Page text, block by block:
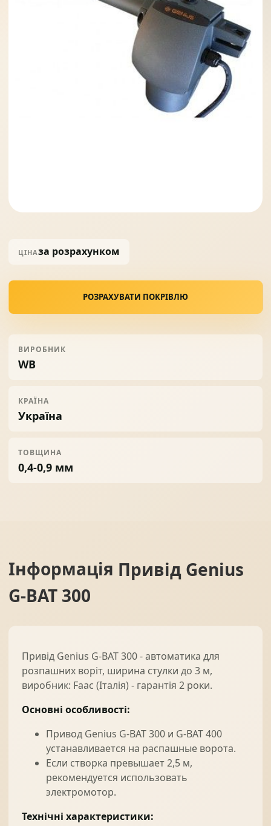
Навіси з полікарбонату
ЦІНАза розрахунком
РОЗРАХУВАТИ ПОКРІВЛЮ
ВИРОБНИК
WB
КРАЇНА
Україна
ТОВЩИНА
0,4-0,9 мм
Інформація Привід Genius
G-BAT 300
Привід Genius G-BAT 300 - автоматика для
розпашних воріт, ширина стулки до 3 м,
виробник: Faac (Італія) - гарантія 2 роки.
Основні особливості:
Привод Genius G-BAT 300 и G-BAT 400
устанавливается на распашные ворота.
Если створка превышает 2,5 м,
рекомендуется использовать
электромотор.
Технічні характеристики: